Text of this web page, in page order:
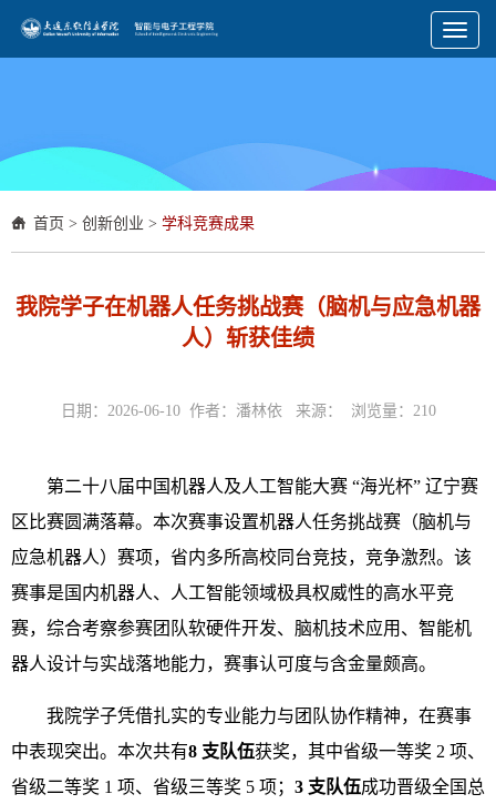
Toggle
首页 > 创新创业 > 学科竞赛成果
我院学子在机器人任务挑战赛（脑机与应急机器
人）斩获佳绩
日期：2026-06-10 作者：潘林依 来源： 浏览量： 210
第二十八届中国机器人及人工智能大赛 “海光杯” 辽宁赛
区比赛圆满落幕。本次赛事设置机器人任务挑战赛（脑机与
应急机器人）赛项，省内多所高校同台竞技，竞争激烈。该
赛事是国内机器人、人工智能领域极具权威性的高水平竞
赛，综合考察参赛团队软硬件开发、脑机技术应用、智能机
器人设计与实战落地能力，赛事认可度与含金量颇高。
我院学子凭借扎实的专业能力与团队协作精神，在赛事
中表现突出。本次共有8 支队伍获奖，其中省级一等奖 2 项、
省级二等奖 1 项、省级三等奖 5 项； 3 支队伍成功晋级全国总